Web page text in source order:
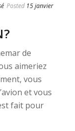
Posted 15 janvier
de
aimeriez
vous
et vous
fait pour